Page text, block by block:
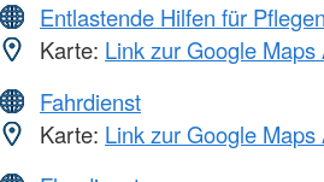
Entlastende Hilfen für
Karte: Link zur Google Maps
Fahrdienst
Karte: Link zur Google Maps